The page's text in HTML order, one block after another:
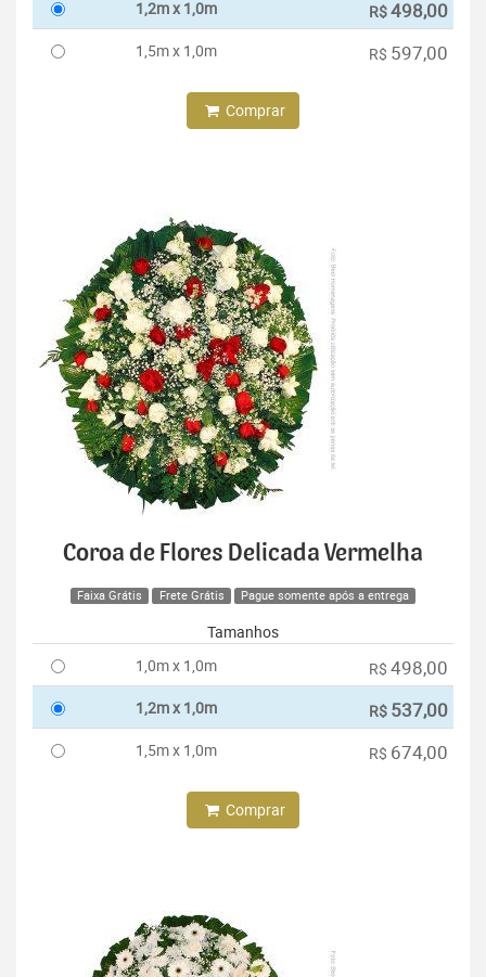
1,2m x 1,0m R$498,00
1,5m x 1,0m R$ 597,00
Comprar
Coroa de Flores Delicada Vermelha
Faixa Grátis Frete Grátis Pague somente após a entrega
Tamanhos
1,0m x 1,0m
R$ 498,00
1,2m x 1,0m R$ 537,00
1,5m x 1,0m R$ 674,00
Comprar